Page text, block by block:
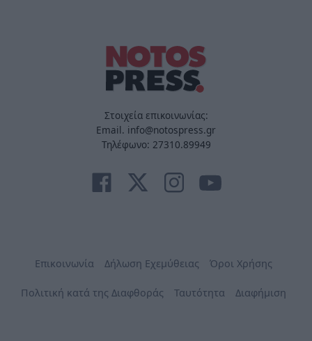
Στοιχεία επικοινωνίας:
Email. info@notospress.gr
Τηλέφωνο: 27310.89949
Επικοινωνία Δήλωση Εχεμύθειας Όροι Χρήσης
Πολιτική κατά της Διαφθοράς Ταυτότητα Διαφήμιση